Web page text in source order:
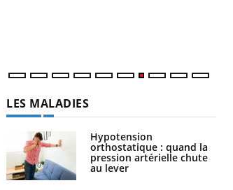
LES MALADIES
Hypotension
orthostatique : quand la
pression artérielle chute
au lever